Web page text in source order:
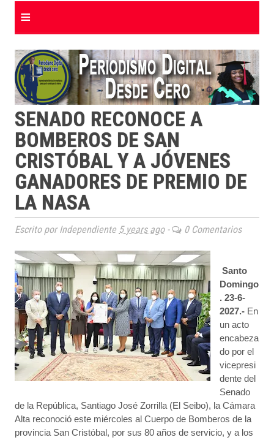
≡
SENADO RECONOCE A
BOMBEROS DE SAN
CRISTÓBAL Y A JÓVENES
GANADORES DE PREMIO DE
LA NASA
Escrito por Independiente 5 years ago- 0 Comentarios
Santo
Domingo
. 23-6-
2027.- En
un acto
encabeza
do por el
vicepresi
dente del
Senado
de la República, Santiago José Zorrilla (El Seibo), la Cámara
Alta reconoció este miércoles al Cuerpo de Bomberos de la
provincia San Cristóbal, por sus 80 años de servicio, y a los